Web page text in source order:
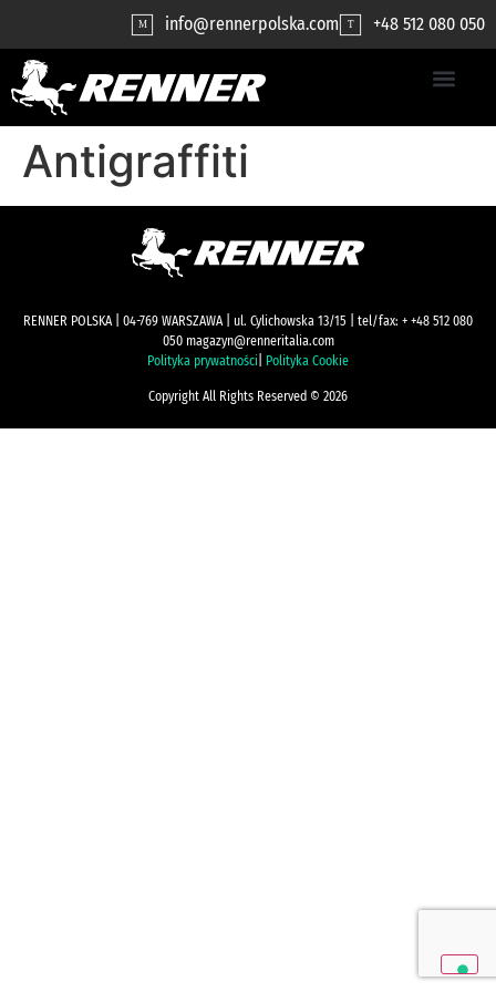
M info@rennerpolska.com T +48 512 080 050
Antigraffiti
RENNER POLSKA | 04-769 WARSZAWA | ul. Cylichowska 13/15 | tel/fax: + +48 512 080
050 magazyn@renneritalia.com
Polityka prywatności
Polityka Cookie
Copyright All Rights Reserved © 2026